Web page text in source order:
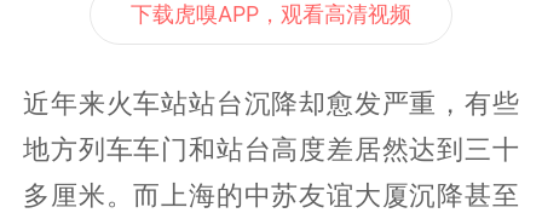
下载虎嗅APP，观看高清视频
近年来火车站站台沉降却愈发严重，有些
地方列车车门和站台高度差居然达到三十
多厘米。而上海的中苏友谊大厦沉降甚至